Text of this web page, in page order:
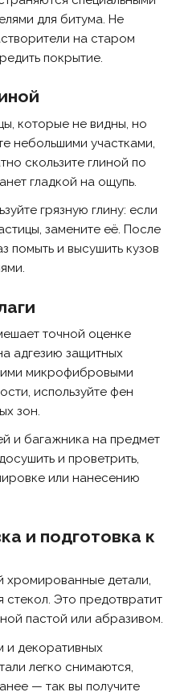
для битума. Не
на старом
покрытие.
которые не видны, но
небольшими участками,
скользите глиной по
гладкой на ощупь.
грязную глину: если
замените её. После
помыть и высушить кузов
точной оценке
адгезию защитных
микрофибровыми
используйте фен
зон.
и багажника на предмет
и проветрить,
или нанесению
и подготовка к
хромированные детали,
стекол. Это предотвратит
пастой или абразивом.
и декоративных
легко снимаются,
— так вы получите